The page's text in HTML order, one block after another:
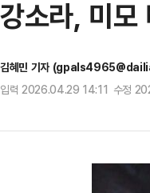
강소라, 미
김혜민 기자
입력 2026.04.29 14:11 수정